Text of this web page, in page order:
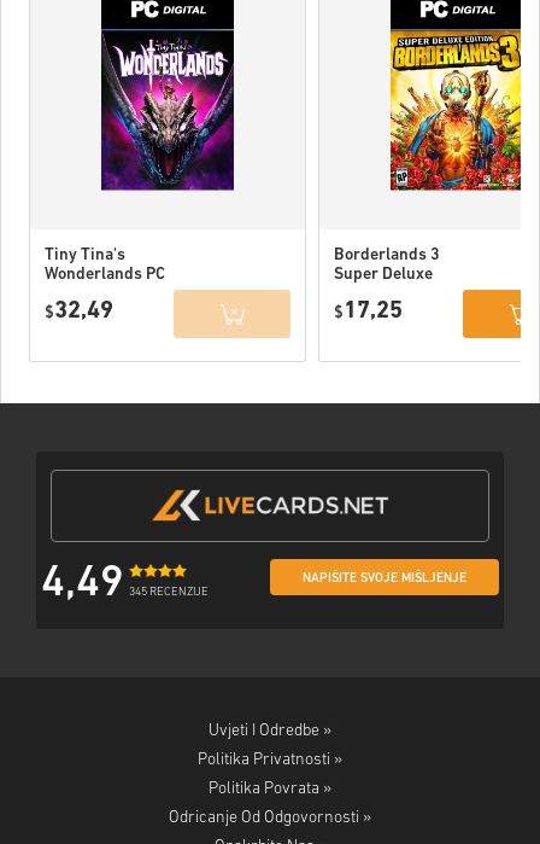
Tiny Tina's
Wonderlands PC
$32,49
Borderlands 3
Super Deluxe
Games) EU
$ 17,25
4,49 345 RECENZIJE
NAPIŠITE SVOJE MIŠLJENJE
Uvjeti I Odredbe »
Politika Privatnosti »
Politika Povrata »
Odricanje Od Odgovornosti »